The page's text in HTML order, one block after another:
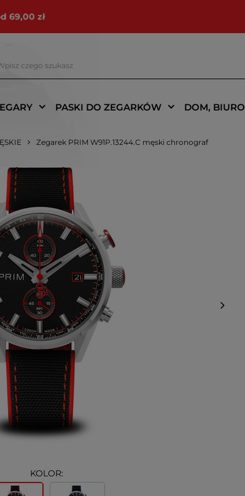
69,00 zł
PASKI DO ZEGARKÓW DOM, BIURO
Zegarek PRIM W91P.13244.C męski chronograf
KOLOR: